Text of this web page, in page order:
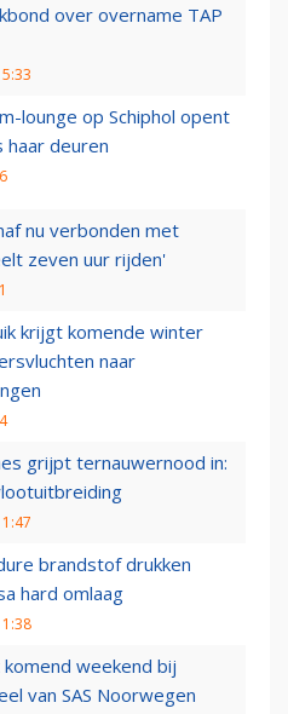
over overname TAP
lounge op Schiphol opent
haar deuren
nu verbonden met
zeven uur rijden'
krijgt komende winter
naar
grijpt ternauwernood in:
brandstof drukken
hard omlaag
weekend bij
van SAS Noorwegen